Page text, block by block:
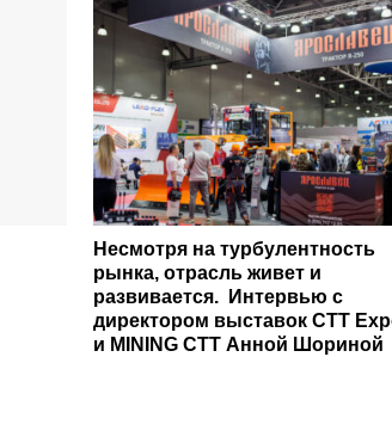
Несмотря на турбулентность
рынка, отрасль живет и
развивается. Интервью с
директором выставок CTT
и MINING CTT Анной Шориной